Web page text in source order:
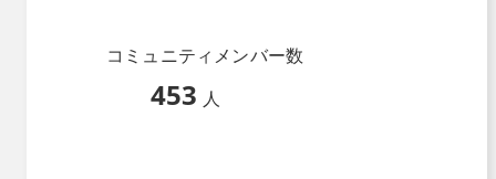
コミュニティメンバー数
453 人